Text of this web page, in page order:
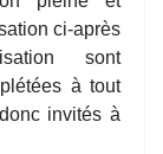
ci-après
sont
à tout
invités à